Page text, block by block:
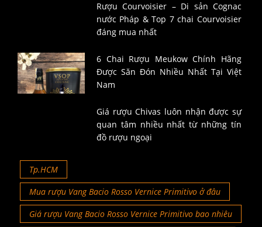
Rượu Courvoisier – Di sản Cognac
nước Pháp & Top 7 chai Courvoisier
đáng mua nhất
6 Chai Rượu Meukow Chính Hãng
Được Săn Đón Nhiều Nhất Tại Việt
Nam
Giá rượu Chivas luôn nhận được sự
quan tâm nhiều nhất từ những tín
đồ rượu ngoại
Tp.HCM
Mua rượu Vang Bacio Rosso Vernice Primitivo ở đâu
Giá rượu Vang Bacio Rosso Vernice Primitivo bao nhiêu